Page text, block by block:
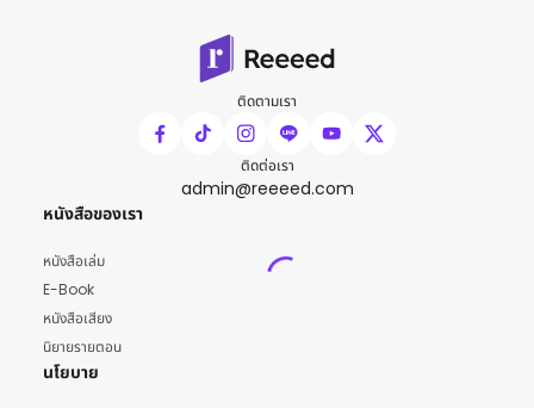
ติดตามเรา
ติดต่อเรา
admin@reeeed.com
หนังสือของเรา
หนังสือเล่ม
E-Book
หนังสือเสียง
นิยายรายตอน
นโยบาย